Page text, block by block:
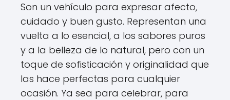
Son un vehículo para expresar afecto,
cuidado y buen gusto. Representan una
vuelta a lo esencial, a los sabores puros
y a la belleza de lo natural, pero con un
toque de sofisticación y originalidad que
las hace perfectas para cualquier
ocasión. Ya sea para celebrar, para